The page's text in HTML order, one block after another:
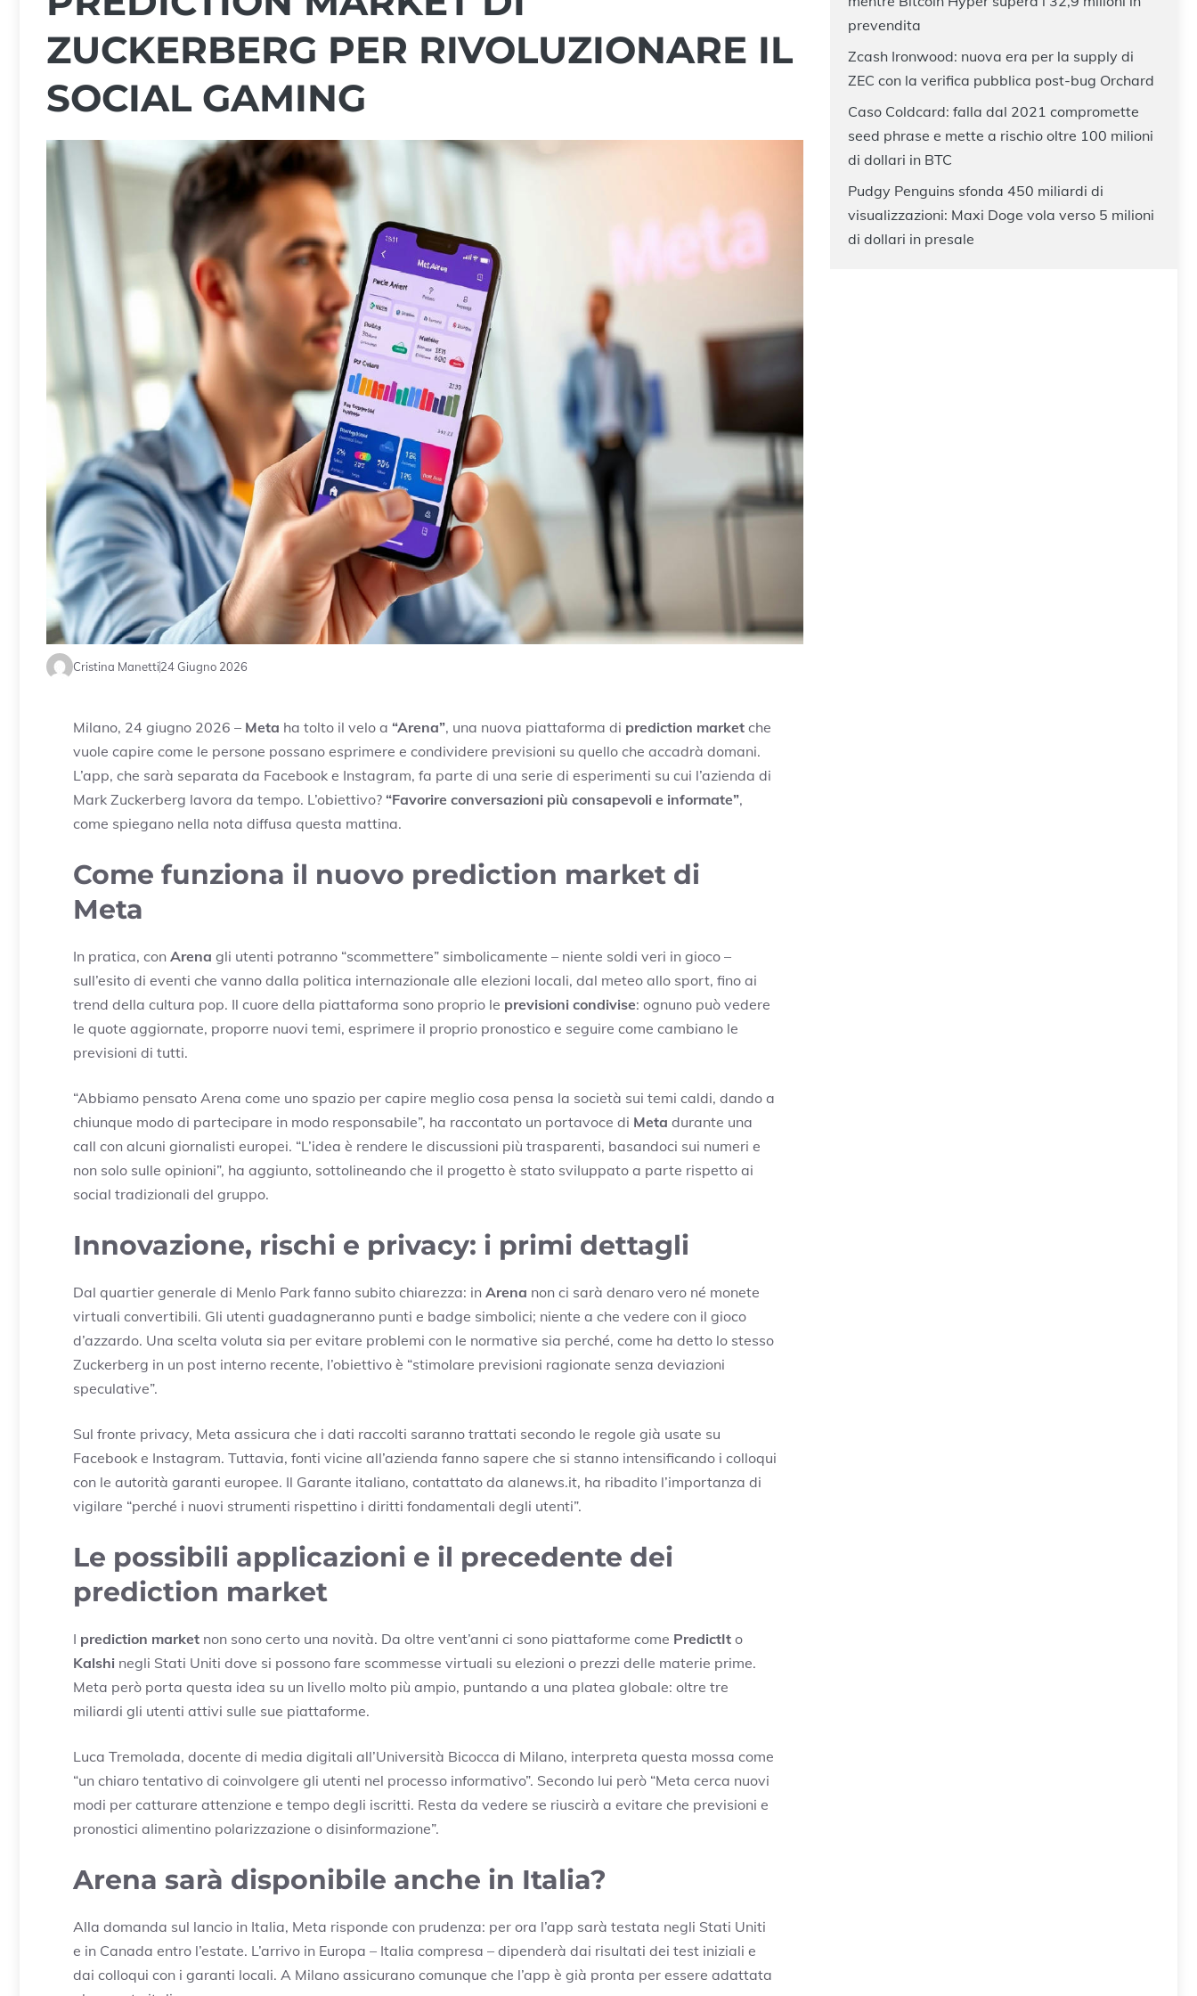
ZUCKERBERG PER RIVOLUZIONARE IL
SOCIAL GAMING
Cristina Manetti24 Giugno 2026
Milano, 24 giugno 2026 – Meta ha tolto il velo a “Arena”, una nuova piattaforma di prediction market che
vuole capire come le persone possano esprimere e condividere previsioni su quello che accadrà domani.
L’app, che sarà separata da Facebook e Instagram, fa parte di una serie di esperimenti su cui l’azienda di
Mark Zuckerberg lavora da tempo. L’obiettivo? “Favorire conversazioni più consapevoli e informate”,
come spiegano nella nota diffusa questa mattina.
Come funziona il nuovo prediction market di
Meta
In pratica, con Arena gli utenti potranno “scommettere” simbolicamente – niente soldi veri in gioco –
sull’esito di eventi che vanno dalla politica internazionale alle elezioni locali, dal meteo allo sport, fino ai
trend della cultura pop. Il cuore della piattaforma sono proprio le previsioni condivise: ognuno può vedere
le quote aggiornate, proporre nuovi temi, esprimere il proprio pronostico e seguire come cambiano le
previsioni di tutti.
“Abbiamo pensato Arena come uno spazio per capire meglio cosa pensa la società sui temi caldi, dando a
chiunque modo di partecipare in modo responsabile”, ha raccontato un portavoce di Meta durante una
call con alcuni giornalisti europei. “L’idea è rendere le discussioni più trasparenti, basandoci sui numeri e
non solo sulle opinioni”, ha aggiunto, sottolineando che il progetto è stato sviluppato a parte rispetto ai
social tradizionali del gruppo.
Innovazione, rischi e privacy: i primi dettagli
Dal quartier generale di Menlo Park fanno subito chiarezza: in Arena non ci sarà denaro vero né monete
virtuali convertibili. Gli utenti guadagneranno punti e badge simbolici; niente a che vedere con il gioco
d’azzardo. Una scelta voluta sia per evitare problemi con le normative sia perché, come ha detto lo stesso
Zuckerberg in un post interno recente, l’obiettivo è “stimolare previsioni ragionate senza deviazioni
speculative”.
Sul fronte privacy, Meta assicura che i dati raccolti saranno trattati secondo le regole già usate su
Facebook e Instagram. Tuttavia, fonti vicine all’azienda fanno sapere che si stanno intensificando i colloqui
con le autorità garanti europee. Il Garante italiano, contattato da alanews.it, ha ribadito l’importanza di
vigilare “perché i nuovi strumenti rispettino i diritti fondamentali degli utenti”.
Le possibili applicazioni e il precedente dei
prediction market
I prediction market non sono certo una novità. Da oltre vent’anni ci sono piattaforme come PredictIt o
Kalshi negli Stati Uniti dove si possono fare scommesse virtuali su elezioni o prezzi delle materie prime.
Meta però porta questa idea su un livello molto più ampio, puntando a una platea globale: oltre tre
miliardi gli utenti attivi sulle sue piattaforme.
Luca Tremolada, docente di media digitali all’Università Bicocca di Milano, interpreta questa mossa come
“un chiaro tentativo di coinvolgere gli utenti nel processo informativo”. Secondo lui però “Meta cerca nuovi
modi per catturare attenzione e tempo degli iscritti. Resta da vedere se riuscirà a evitare che previsioni e
pronostici alimentino polarizzazione o disinformazione”.
Arena sarà disponibile anche in Italia?
Alla domanda sul lancio in Italia, Meta risponde con prudenza: per ora l’app sarà testata negli Stati Uniti
e in Canada entro l’estate. L’arrivo in Europa – Italia compresa – dipenderà dai risultati dei test iniziali e
dai colloqui con i garanti locali. A Milano assicurano comunque che l’app è già pronta per essere adattata
prevendita
Zcash Ironwood: nuova era per la supply di
ZEC con la verifica pubblica post-bug Orchard
Caso Coldcard: falla dal 2021 compromette
seed phrase e mette a rischio oltre 100 milioni
di dollari in BTC
Pudgy Penguins sfonda 450 miliardi di
visualizzazioni: Maxi Doge vola verso 5 milioni
di dollari in presale